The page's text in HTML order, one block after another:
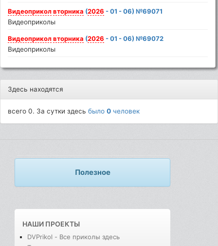
Видеоприкол вторника (2026 - 01 - 06) №69071
Видеоприколы
Видеоприкол вторника (2026 - 01 - 06) №69072
Видеоприколы
Здесь находятся
всего 0. За сутки здесьбыло0 человек
Полезное
НАШИ ПРОЕКТЫ
DVPrikol - Все приколы здесь